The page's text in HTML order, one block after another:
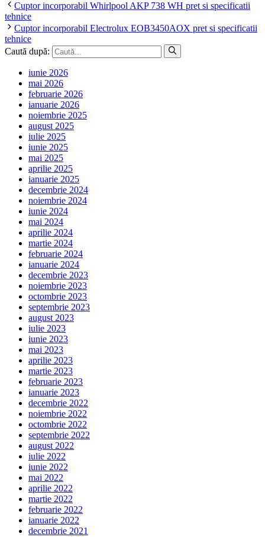
Cuptor incorporabil Whirlpool AKP 738 WH pret si specificatii
tehnice
Cuptor incorporabil Electrolux EOB3450AOX pret si specificatii
tehnice
Caută după:
iunie 2026
mai 2026
februarie 2026
ianuarie 2026
noiembrie 2025
august 2025
iulie 2025
iunie 2025
mai 2025
aprilie 2025
ianuarie 2025
decembrie 2024
noiembrie 2024
iunie 2024
mai 2024
aprilie 2024
martie 2024
februarie 2024
ianuarie 2024
decembrie 2023
noiembrie 2023
octombrie 2023
septembrie 2023
august 2023
iulie 2023
iunie 2023
mai 2023
aprilie 2023
martie 2023
februarie 2023
ianuarie 2023
decembrie 2022
noiembrie 2022
octombrie 2022
septembrie 2022
august 2022
iulie 2022
iunie 2022
mai 2022
aprilie 2022
martie 2022
februarie 2022
ianuarie 2022
decembrie 2021